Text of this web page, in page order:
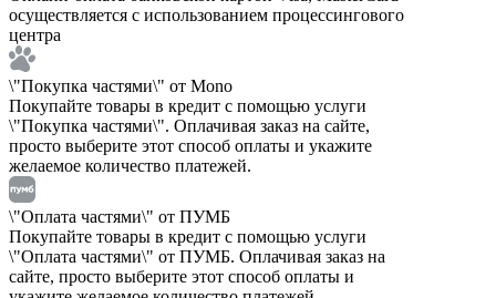
осуществляется с использованием процессингового
центра
\"Покупка частями\" от Mono
Покупайте товары в кредит с помощью услуги
\"Покупка частями\". Оплачивая заказ на сайте,
просто выберите этот способ оплаты и укажите
желаемое количество платежей.
\"Оплата частями\" от ПУМБ
Покупайте товары в кредит с помощью услуги
\"Оплата частями\" от ПУМБ. Оплачивая заказ на
сайте, просто выберите этот способ оплаты и